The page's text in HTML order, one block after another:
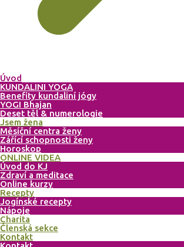
Úvod
KUNDALINI YOGA
Benefity kundaliní jógy
YOGI Bhajan
Deset těl & numerologie
Jsem žena
Měsíční centra ženy
Zářící schopnosti ženy
Horoskop
ONLINE VIDEA
Úvod do KJ
Zdraví a meditace
Online kurzy
Recepty
Jogínské recepty
Nápoje
Charita
Členská sekce
Kontakt